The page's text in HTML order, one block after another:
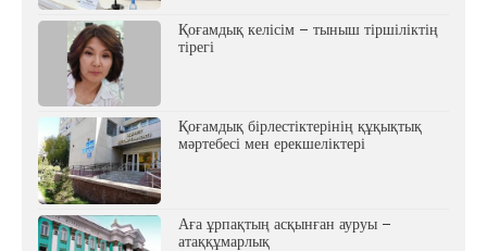
Қоғамдық келісім – тыныш тіршіліктің
тірегі
Қоғамдық бірлестіктерінің құқықтық
мәртебесі мен ерекшеліктері
Аға ұрпақтың асқынған ауруы –
атаққұмарлық